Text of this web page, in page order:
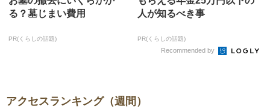
る？墓じまい費用
PR(くらしの話題)
人が知るべき事
PR(くらしの話題)
Recommended by
アクセスランキング（週間）